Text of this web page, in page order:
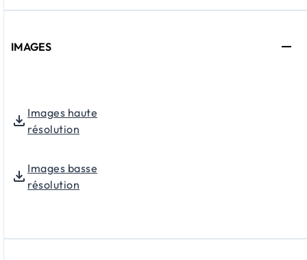
IMAGES
Images haute
résolution
Images basse
résolution